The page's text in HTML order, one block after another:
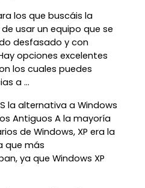
los que buscáis la
usar un equipo que se
desfasado y con
opciones excelentes
los cuales puedes
a ...
la alternativa a Windows
Antiguos A la mayoría
de Windows, XP era la
que más
ya que Windows XP